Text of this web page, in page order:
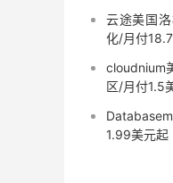
云途美国
化/月付
cloudnium
区/月付1.5
1.99美元起